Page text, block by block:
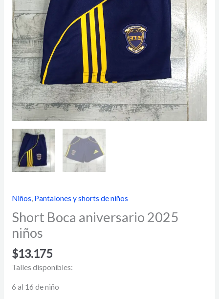
Niños Pantalones y shorts de niños
Short Boca aniversario 2025
niños
$13.175
Talles disponibles:
6 al 16 de niño